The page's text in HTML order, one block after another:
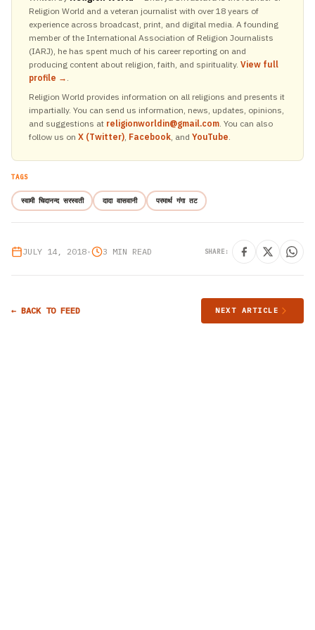
Religion World and a veteran journalist with over 18 years of
experience across broadcast, print, and digital media. A founding
member of the International Association of Religion Journalists
(IARJ), he has spent much of his career reporting on and
producing content about religion, faith, and spirituality. View full
profile → .
Religion World provides information on all religions and presents it
impartially. You can send us information, news, updates, opinions,
and suggestions at religionworldin@gmail.com. You can also
follow us on X (Twitter), Facebook, and YouTube.
TAGS
स्वामी चिदानन्द सरस्वती दादा वासवानी परमार्थ गंगा तट
JULY 14, 2018• 3 MIN READ SHARE:
← BACK TO FEED NEXT ARTICLE